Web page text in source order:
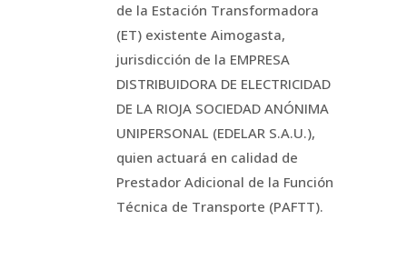
de la Estación Transformadora
(ET) existente Aimogasta,
jurisdicción de la EMPRESA
DISTRIBUIDORA DE ELECTRICIDAD
DE LA RIOJA SOCIEDAD ANÓNIMA
UNIPERSONAL (EDELAR S.A.U.),
quien actuará en calidad de
Prestador Adicional de la Función
Técnica de Transporte (PAFTT).